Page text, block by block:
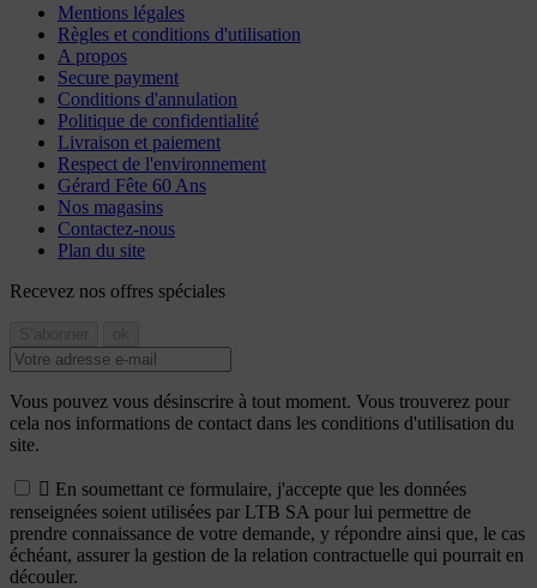
Mentions légales
Règles et conditions d'utilisation
A propos
Secure payment
Conditions d'annulation
Politique de confidentialité
Livraison et paiement
Respect de l'environnement
Gérard Fête 60 Ans
Nos magasins
Contactez-nous
Plan du site
Recevez nos offres spéciales
Vous pouvez vous désinscrire à tout moment. Vous trouverez pour
cela nos informations de contact dans les conditions d'utilisation du
site.
 En soumettant ce formulaire, j'accepte que les données
renseignées soient utilisées par LTB SA pour lui permettre de
prendre connaissance de votre demande, y répondre ainsi que, le cas
échéant, assurer la gestion de la relation contractuelle qui pourrait en
découler.